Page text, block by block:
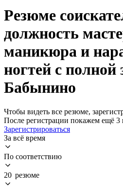
Резюме
должность
маникюра и
ногтей с полной
Бабынино
Чтобы видеть все резюме,
После регистрации покажем ещё 3
Зарегистрироваться
За всё время
По соответствию
20 резюме